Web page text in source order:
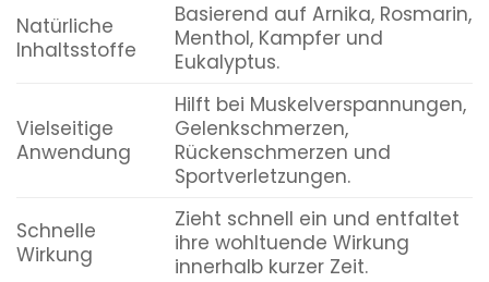
Natürliche
Inhaltsstoffe
Basierend auf Arnika, Rosmarin,
Menthol, Kampfer und
Eukalyptus.
Vielseitige
Anwendung
Hilft bei Muskelverspannungen,
Gelenkschmerzen,
Rückenschmerzen und
Sportverletzungen.
Schnelle
Wirkung
Zieht schnell ein und entfaltet
ihre wohltuende Wirkung
innerhalb kurzer Zeit.